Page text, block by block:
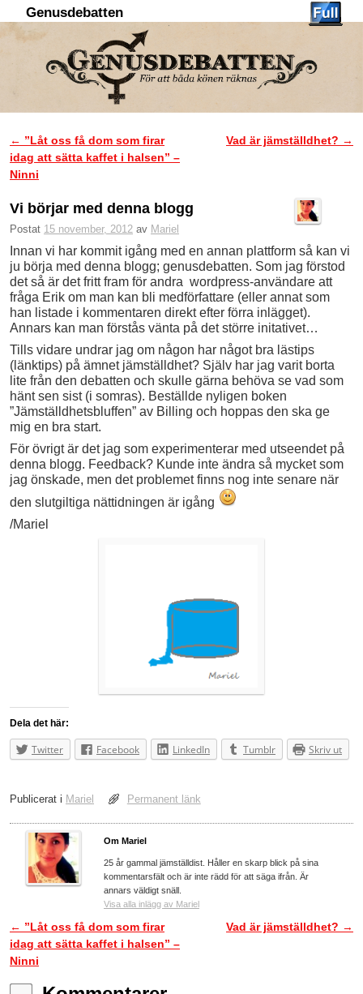
Genusdebatten
Inläggsnavigering
← ”Låt oss få dom som firar
idag att sätta kaffet i halsen” –
Ninni
Vad är jämställdhet? →
Vi börjar med denna blogg
Postat 15 november, 2012 av Mariel
Innan vi har kommit igång med en annan plattform så kan vi
ju börja med denna blogg; genusdebatten. Som jag förstod
det så är det fritt fram för andra wordpress-användare att
fråga Erik om man kan bli medförfattare (eller annat som
han listade i kommentaren direkt efter förra inlägget).
Annars kan man förstås vänta på det större initativet…
Tills vidare undrar jag om någon har något bra lästips
(länktips) på ämnet jämställdhet? Själv har jag varit borta
lite från den debatten och skulle gärna behöva se vad som
hänt sen sist (i somras). Beställde nyligen boken
”Jämställdhetsbluffen” av Billing och hoppas den ska ge
mig en bra start.
För övrigt är det jag som experimenterar med utseendet på
denna blogg. Feedback? Kunde inte ändra så mycket som
jag önskade, men det problemet finns nog inte senare när
den slutgiltiga nättidningen är igång
/Mariel
Dela det här:
Twitter Facebook LinkedIn Tumblr Skriv ut
Publicerat i Mariel Permanent länk
Om Mariel
25 år gammal jämställdist. Håller en skarp blick på sina
kommentarsfält och är inte rädd för att säga ifrån. Är
annars väldigt snäll.
Visa alla inlägg av Mariel
Inläggsnavigering
← ”Låt oss få dom som firar
idag att sätta kaffet i halsen” –
Ninni
Vad är jämställdhet? →